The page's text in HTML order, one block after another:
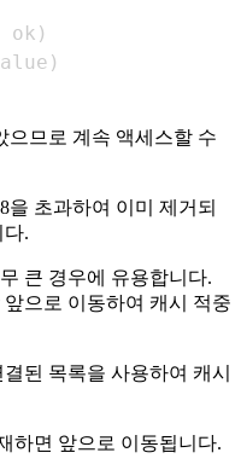
ok )
)
으므로 계속 액세스할 수
을 초과하여 이미 제거되
다.
큰 경우에 유용합니다.
으로 이동하여 캐시 적중
된 목록을 사용하여 캐시
하면 앞으로 이동됩니다.